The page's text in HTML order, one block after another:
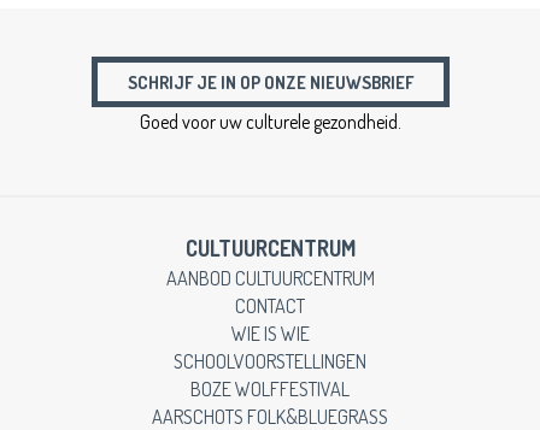
SCHRIJF JE IN OP ONZE NIEUWSBRIEF
Goed voor uw culturele gezondheid.
CULTUURCENTRUM
AANBOD CULTUURCENTRUM
CONTACT
WIE IS WIE
SCHOOLVOORSTELLINGEN
BOZE WOLFFESTIVAL
AARSCHOTS FOLK&BLUEGRASS